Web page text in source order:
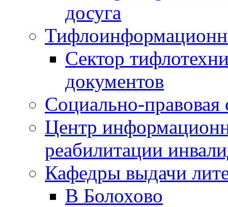
досуга
Сектор
документов
Социально-правовая
Центр
реабилитации
Кафедры выдачи
В Болохово